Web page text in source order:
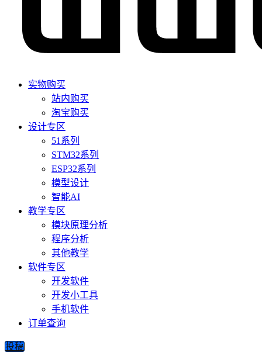
实物购买
站内购买
淘宝购买
设计专区
51系列
STM32系列
ESP32系列
模型设计
智能AI
教学专区
模块原理分析
程序分析
其他教学
软件专区
开发软件
开发小工具
手机软件
订单查询
投稿